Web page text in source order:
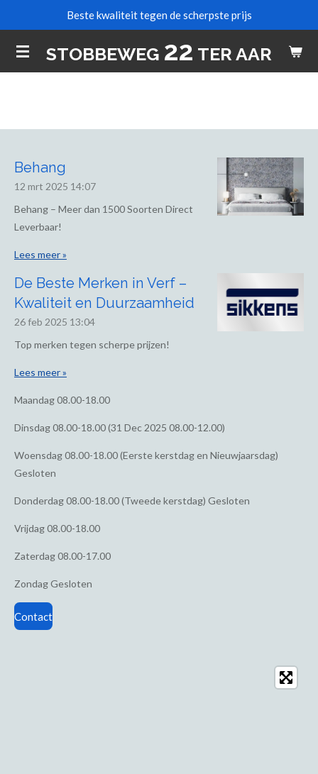
naar
de
STOBBEWEG 22 TER AAR
Beste kwaliteit tegen de scherpste prijs
Behang
12 mrt 2025 14:07
Behang – Meer dan 1500 Soorten Direct
Leverbaar!
Lees meer »
De Beste Merken in Verf –
Kwaliteit en Duurzaamheid
26 feb 2025 13:04
Top merken tegen scherpe prijzen!
Lees meer »
Maandag08.00-18.00
Dinsdag08.00-18.00 (31 Dec 2025 08.00-12.00)
Woensdag08.00-18.00 (Eerste kerstdag en Nieuwjaarsdag)
Gesloten
Donderdag08.00-18.00 (Tweede kerstdag) Gesloten
Vrijdag08.00-18.00
Zaterdag08.00-17.00
ZondagGesloten
Contact